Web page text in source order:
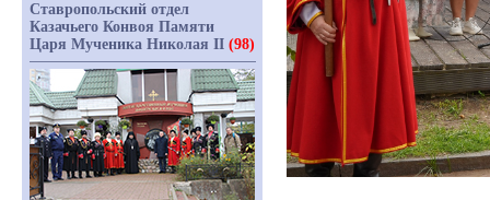
Ставропольский отдел
Казачьего Конвоя Памяти
Царя Мученика Николая II (98)